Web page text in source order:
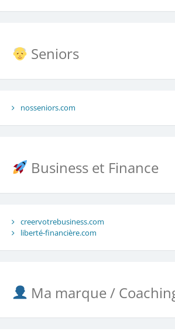
Seniors
nosseniors.com
Business et Finance
creervotrebusiness.com
liberté-financière.com
Ma marque /